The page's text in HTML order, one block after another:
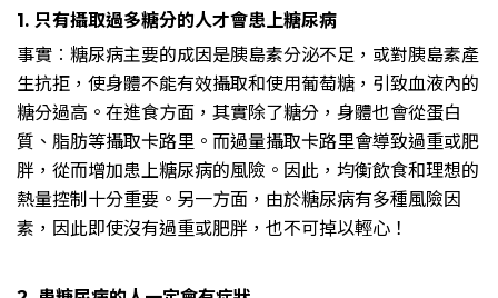
1. 只有攝取過多糖分的人才會患上糖尿病
事實︰糖尿病主要的成因是胰島素分泌不足，或對胰島素產
生抗拒，使身體不能有效攝取和使用葡萄糖，引致血液內的
糖分過高。在進食方面，其實除了糖分，身體也會從蛋白
質、脂肪等攝取卡路里。而過量攝取卡路里會導致過重或肥
胖，從而增加患上糖尿病的風險。因此，均衡飲食和理想的
熱量控制十分重要。另一方面，由於糖尿病有多種風險因
素，因此即使沒有過重或肥胖，也不可掉以輕心！